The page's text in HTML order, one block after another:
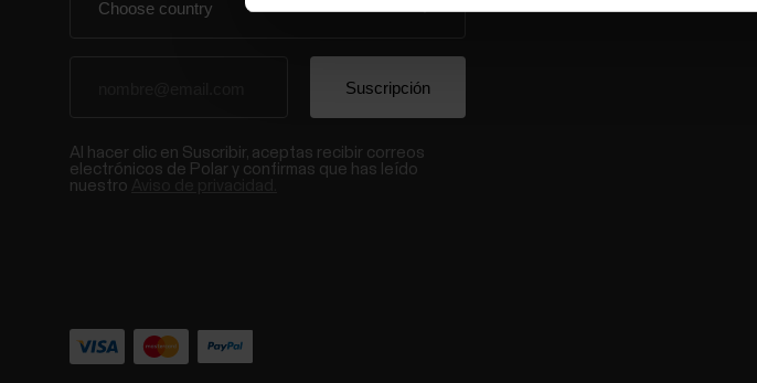
Al hacer clic en Suscribir, aceptas recibir correos
electrónicos de Polar y confirmas que has leído
nuestro